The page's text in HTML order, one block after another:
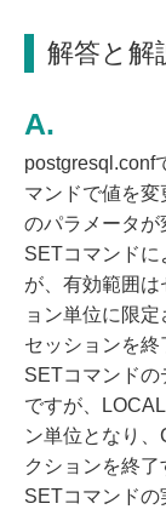
解答と解
postgresql.conf
マンドで値を
のパラメータが
SETコマンドに
が、有効範囲
ョン単位に限
セッションを終
SETコマンドの
ですが、
ン単位となり
クションを終了
SETコマンド